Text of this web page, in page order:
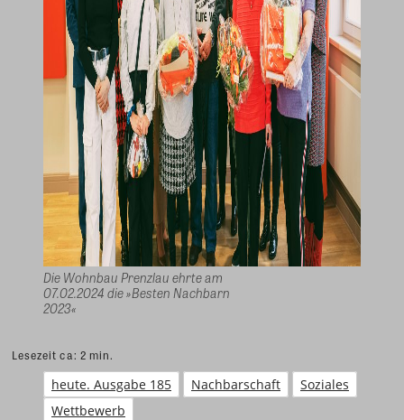
Die Wohnbau Prenzlau ehrte am
07.02.2024 die »Besten Nachbarn
2023«
Lesezeit ca: 2 min.
heute. Ausgabe 185 Nachbarschaft
Soziales
Wettbewerb